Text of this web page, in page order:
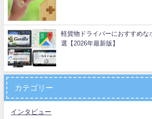
軽貨物ドライバーにおすすめな
選【2026年最新版】
カテゴリー
インタビュー